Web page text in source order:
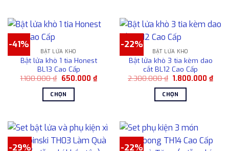
có
thể.
Các
tùy
chọn
có
chọn
trên
này
có
biến
thể.
Các
tùy
chọn
được
chọn
-41%
BẬT LỬA KHÒ
Bật lửa khò 1 tia Honest
BL13 Cao Cấp
1.100.000₫ Giá
là:
1.100.000 ₫.
650.000 ₫Giá
CHỌN
này
có
nhiều
-22%
BẬT LỬA KHÒ
Bật lửa khò 3 tia kèm dao
cắt BL12 Cao Cấp
2.300.000₫ Giá
là:
2.300.000 ₫.
1.800.000₫Giá
CHỌN
này
có
nhiều
-29% -22%